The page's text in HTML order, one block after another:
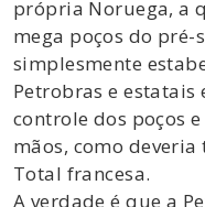
própria Noruega, a
mega poços do
simplesmente
Petrobras e estatais
controle dos poços
mãos, como
Total francesa.
A verdade é que a